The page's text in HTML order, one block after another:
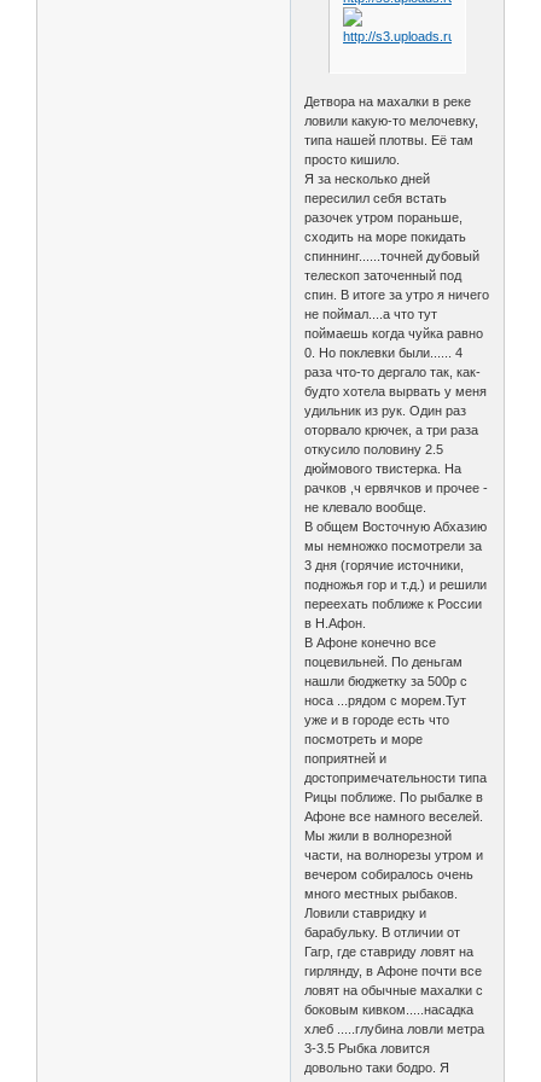
Детвора на махалки в реке
ловили какую-то мелочевку,
типа нашей плотвы. Её там
просто кишило.
Я за несколько дней
пересилил себя встать
разочек утром пораньше,
сходить на море покидать
спиннинг......точней дубовый
телескоп заточенный под
спин. В итоге за утро я ничего
не поймал....а что тут
поймаешь когда чуйка равно
0. Но поклевки были...... 4
раза что-то дергало так, как-
будто хотела вырвать у меня
удильник из рук. Один раз
оторвало крючек, а три раза
откусило половину 2.5
дюймового твистерка. На
рачков ,ч ервячков и прочее -
не клевало вообще.
В общем Восточную Абхазию
мы немножко посмотрели за
3 дня (горячие источники,
подножья гор и т.д.) и решили
переехать поближе к России
в Н.Афон.
В Афоне конечно все
поцевильней. По деньгам
нашли бюджетку за 500р с
носа ...рядом с морем.Тут
уже и в городе есть что
посмотреть и море
поприятней и
достопримечательности типа
Рицы поближе. По рыбалке в
Афоне все намного веселей.
Мы жили в волнорезной
части, на волнорезы утром и
вечером собиралось очень
много местных рыбаков.
Ловили ставридку и
барабульку. В отличии от
Гагр, где ставриду ловят на
гирлянду, в Афоне почти все
ловят на обычные махалки с
боковым кивком.....насадка
хлеб .....глубина ловли метра
3-3.5 Рыбка ловится
довольно таки бодро. Я